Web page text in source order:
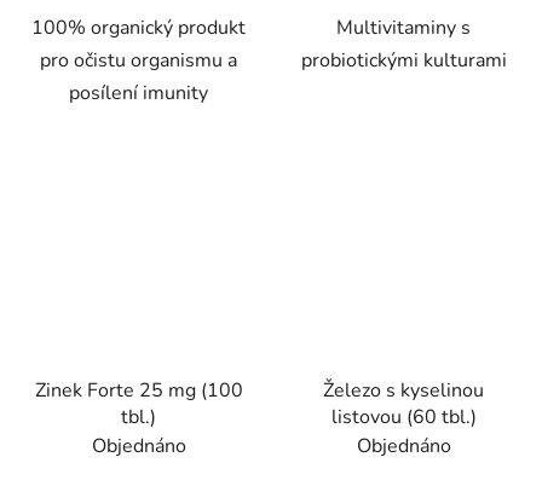
100% organický produkt
pro očistu organismu a
posílení imunity
Multivitaminy s
probiotickými kulturami
Zinek Forte 25 mg (100
tbl.)
Objednáno
Železo s kyselinou
listovou (60 tbl.)
Objednáno